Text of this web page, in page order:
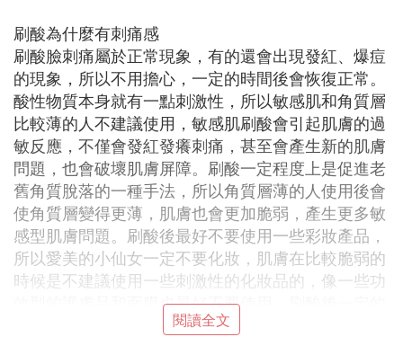
刷酸為什麼有刺痛感
刷酸臉刺痛屬於正常現象，有的還會出現發紅、爆痘
的現象，所以不用擔心，一定的時間後會恢復正常。
酸性物質本身就有一點刺激性，所以敏感肌和角質層
比較薄的人不建議使用，敏感肌刷酸會引起肌膚的過
敏反應，不僅會發紅發癢刺痛，甚至會產生新的肌膚
問題，也會破壞肌膚屏障。刷酸一定程度上是促進老
舊角質脫落的一種手法，所以角質層薄的人使用後會
使角質層變得更薄，肌膚也會更加脆弱，產生更多敏
感型肌膚問題。刷酸後最好不要使用一些彩妝產品，
所以愛美的小仙女一定不要化妝，肌膚在比較脆弱的
時候是不建議使用一些刺激性的化妝品的，像一些功
效型的護膚品和面膜也最好不要使用。刷酸後一定的
時間可以用溫清水沖洗干凈面部，過熱或者過冷的水
閱讀全文